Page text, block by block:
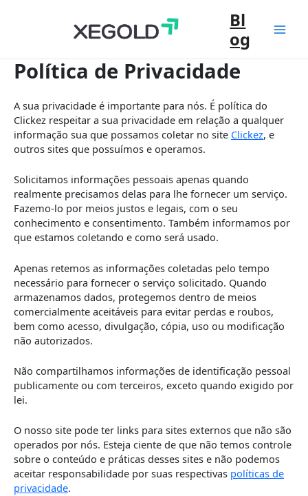
Bl
og
Política de Privacidade
A sua privacidade é importante para nós. É política do
Clickez respeitar a sua privacidade em relação a qualquer
informação sua que possamos coletar no site Clickez, e
outros sites que possuímos e operamos.
Solicitamos informações pessoais apenas quando
realmente precisamos delas para lhe fornecer um serviço.
Fazemo-lo por meios justos e legais, com o seu
conhecimento e consentimento. Também informamos por
que estamos coletando e como será usado.
Apenas retemos as informações coletadas pelo tempo
necessário para fornecer o serviço solicitado. Quando
armazenamos dados, protegemos dentro de meios
comercialmente aceitáveis ​​para evitar perdas e roubos,
bem como acesso, divulgação, cópia, uso ou modificação
não autorizados.
Não compartilhamos informações de identificação pessoal
publicamente ou com terceiros, exceto quando exigido por
lei.
O nosso site pode ter links para sites externos que não são
operados por nós. Esteja ciente de que não temos controle
sobre o conteúdo e práticas desses sites e não podemos
aceitar responsabilidade por suas respectivas políticas de
privacidade.